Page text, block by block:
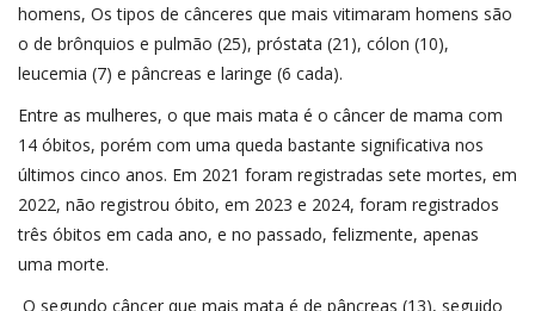
homens, Os tipos de cânceres que mais vitimaram homens são
o de brônquios e pulmão (25), próstata (21), cólon (10),
leucemia (7) e pâncreas e laringe (6 cada).
Entre as mulheres, o que mais mata é o câncer de mama com
14 óbitos, porém com uma queda bastante significativa nos
últimos cinco anos. Em 2021 foram registradas sete mortes, em
2022, não registrou óbito, em 2023 e 2024, foram registrados
três óbitos em cada ano, e no passado, felizmente, apenas
uma morte.
O segundo câncer que mais mata é de pâncreas (13), seguido